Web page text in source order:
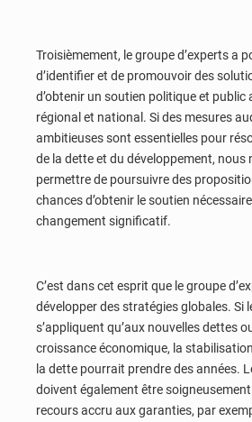
Troisièmement, le groupe d’experts a
d’identifier et de promouvoir des
d’obtenir un soutien politique et public
régional et national. Si des mesures
ambitieuses sont essentielles pour
de la dette et du développement, nous
permettre de poursuivre des
chances d’obtenir le soutien
changement significatif.
C’est dans cet esprit que le groupe
développer des stratégies globales. Si
s’appliquent qu’aux nouvelles dettes
croissance économique, la
la dette pourrait prendre des années.
doivent également être
recours accru aux garanties, par